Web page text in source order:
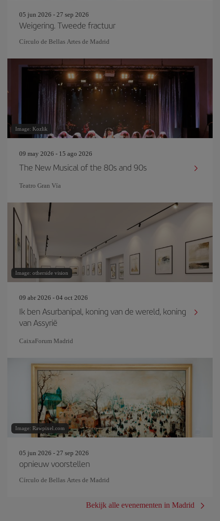
05 jun 2026 - 27 sep 2026
Weigering. Tweede fractuur
Círculo de Bellas Artes de Madrid
Image: Kozlik
09 may 2026 - 15 ago 2026
The New Musical of the 80s and 90s
Teatro Gran Vía
Image: otherside vision
09 abr 2026 - 04 oct 2026
Ik ben Asurbanipal, koning van de wereld, koning
van Assyrië
CaixaForum Madrid
Image: Rawpixel.com
05 jun 2026 - 27 sep 2026
opnieuw voorstellen
Círculo de Bellas Artes de Madrid
Bekijk alle evenementen in Madrid